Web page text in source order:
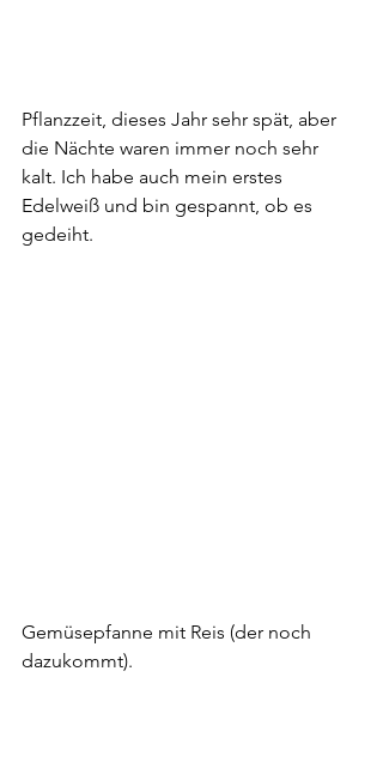
Pflanzzeit, dieses Jahr sehr spät, aber
die Nächte waren immer noch sehr
kalt. Ich habe auch mein erstes
Edelweiß und bin gespannt, ob es
gedeiht.
Gemüsepfanne mit Reis (der noch
dazukommt).